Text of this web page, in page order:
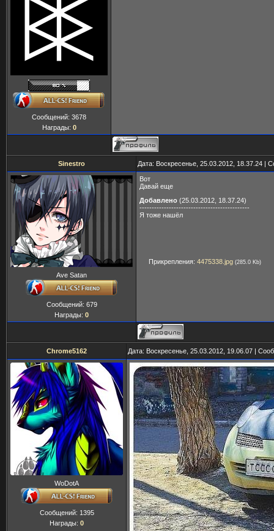
Сообщений: 3678
Награды: 0
Sinestro Дата: Воскресенье, 25.03.2012, 18.37.24 |
Ave Satan
Сообщений: 679
Награды: 0
Вот
Давай еще
Добавлено (25.03.2012, 18.37.24)
---------------------------------------------
Я тоже нашёл
Прикрепления: 4475338.jpg (285.0 Kb)
Chrome5162 Дата: Воскресенье, 25.03.2012, 19.06.07 |
WoDotA
Сообщений: 1395
Награды: 0